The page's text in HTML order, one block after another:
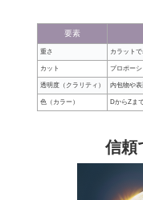
要素
重さ カラット
カット プロポー
透明度（クラリティ） 内包物や
色（カラー） DからZま
信頼